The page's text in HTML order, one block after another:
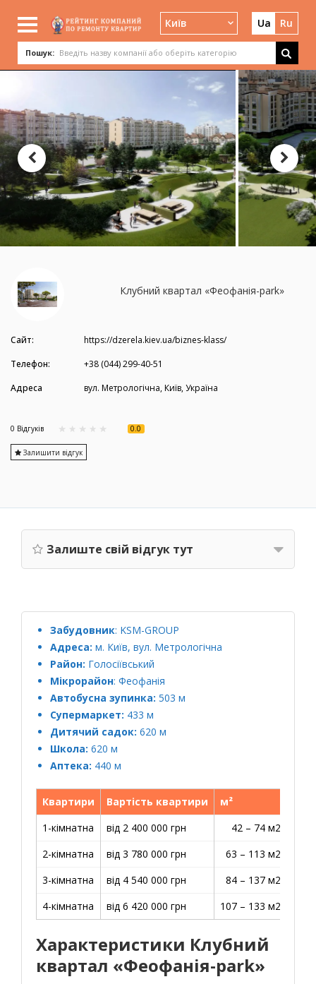
Київ Ua Ru
Пошук:
Клубний квартал «Феофанія-park»
Сайт:
https://dzerela.kiev.ua/biznes-klass/
Телефон:
+38 (044) 299-40-51
Адреса
вул. Метрологічна, Київ, Україна
0 Вiдгукiв 0.0
Залишити відгук
Залиште свій відгук тут
Забудовник: KSM-GROUP
Адреса: м. Київ, вул. Метрологічна
Район: Голосіївський
Мікрорайон: Феофанія
Автобусна зупинка: 503 м
Супермаркет: 433 м
Дитячий садок: 620 м
Школа: 620 м
Аптека: 440 м
Квартири Вартість квартири м²
1-кімнатна
від 2 400 000 грн 42 – 74 м2
2-кімнатна
від 3 780 000 грн 63 – 113 м2
3-кімнатна
від 4 540 000 грн 84 – 137 м2
4-кімнатна
від 6 420 000 грн 107 – 133 м2
Характеристики Клубний
квартал «Феофанія-park»